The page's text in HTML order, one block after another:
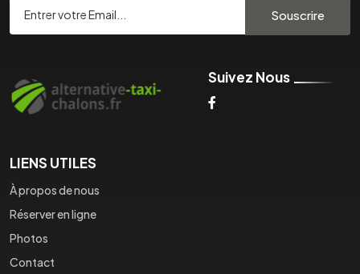
Souscrire
Suivez Nous
LIENS UTILES
À propos de nous
Réserver en ligne
Photos
Contact